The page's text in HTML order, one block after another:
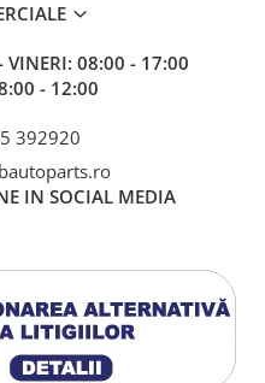
VINERI: 08:00 - 17:00
- 12:00
392920
IN SOCIAL MEDIA